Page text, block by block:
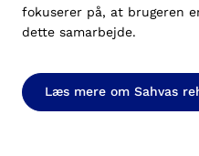
fokuserer på, at brugeren
dette samarbejde.
Læs mere om Sahvas